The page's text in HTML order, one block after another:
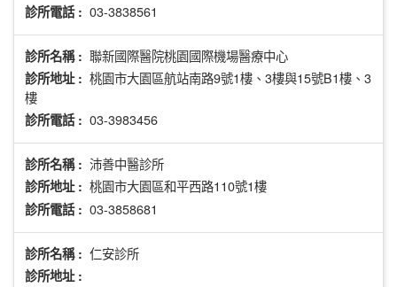
診所電話 : 03-3838561
診所名稱 : 聯新國際醫院桃園國際機場醫療中心
診所地址 : 桃園市大園區航站南路9號1樓、3樓與15號B1樓、3
樓
診所電話 : 03-3983456
診所名稱 : 沛善中醫診所
診所地址 : 桃園市大園區和平西路110號1樓
診所電話 : 03-3858681
診所名稱 : 仁安診所
診所地址 :